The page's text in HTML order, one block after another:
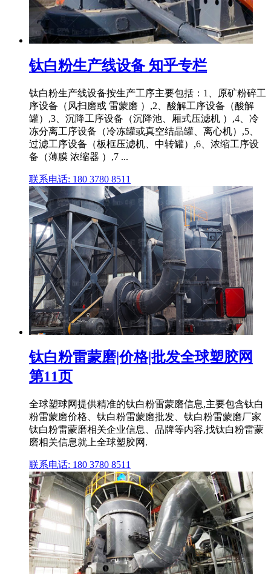
钛白粉生产线设备 知乎专栏
钛白粉生产线设备按生产工序主要包括：1、原矿粉碎工
序设备（风扫磨或 雷蒙磨 ）,2、酸解工序设备（酸解
罐）,3、沉降工序设备（沉降池、厢式压滤机 ）,4、冷
冻分离工序设备（冷冻罐或真空结晶罐、离心机）,5、
过滤工序设备（板框压滤机、中转罐）,6、浓缩工序设
备（薄膜 浓缩器 ）,7 ...
联系电话: 180 3780 8511
钛白粉雷蒙磨|价格|批发全球塑胶网
第11页
全球塑球网提供精准的钛白粉雷蒙磨信息,主要包含钛白
粉雷蒙磨价格、钛白粉雷蒙磨批发、钛白粉雷蒙磨厂家
钛白粉雷蒙磨相关企业信息、品牌等内容,找钛白粉雷蒙
磨相关信息就上全球塑胶网.
联系电话: 180 3780 8511